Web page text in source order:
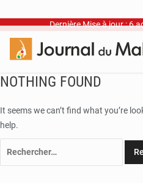
Dernière Mise à jour : 6
NOTHING FOUND
It seems we can’t find what you’re
help.